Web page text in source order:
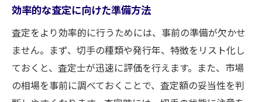
効率的な査定に向けた準備方法
査定をより効率的に行うためには、事前の準備が欠かせ
ません。まず、切手の種類や発行年、特徴をリスト化し
ておくと、査定士が迅速に評価を行えます。また、市場
の相場を事前に調べておくことで、査定額の妥当性を判